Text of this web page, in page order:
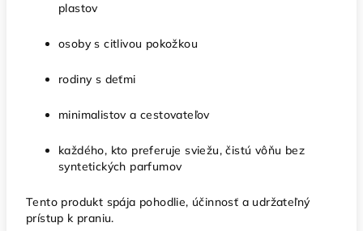
plastov
osoby s citlivou pokožkou
rodiny s deťmi
minimalistov a cestovateľov
každého, kto preferuje sviežu, čistú vôňu bez
syntetických parfumov
Tento produkt spája pohodlie, účinnosť a udržateľný
prístup k praniu.